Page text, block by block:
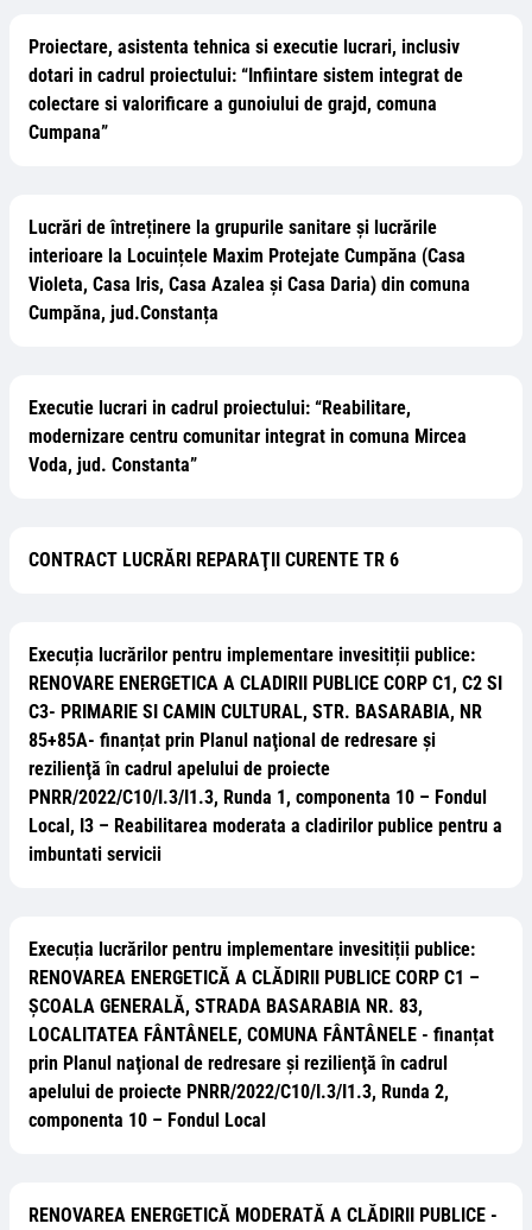
Proiectare, asistenta tehnica si executie lucrari, inclusiv
dotari in cadrul proiectului: “Infiintare sistem integrat de
colectare si valorificare a gunoiului de grajd, comuna
Cumpana”
Lucrări de întreținere la grupurile sanitare și lucrările
interioare la Locuințele Maxim Protejate Cumpăna (Casa
Violeta, Casa Iris, Casa Azalea și Casa Daria) din comuna
Cumpăna, jud.Constanța
Executie lucrari in cadrul proiectului: “Reabilitare,
modernizare centru comunitar integrat in comuna Mircea
Voda, jud. Constanta”
CONTRACT LUCRĂRI REPARAŢII CURENTE TR 6
Execuția lucrărilor pentru implementare invesitiții publice:
RENOVARE ENERGETICA A CLADIRII PUBLICE CORP C1, C2 SI
C3- PRIMARIE SI CAMIN CULTURAL, STR. BASARABIA, NR
85+85A- finanțat prin Planul naţional de redresare şi
rezilienţă în cadrul apelului de proiecte
PNRR/2022/C10/I.3/I1.3, Runda 1, componenta 10 – Fondul
Local, I3 – Reabilitarea moderata a cladirilor publice pentru a
imbuntati servicii
Execuția lucrărilor pentru implementare invesitiții publice:
RENOVAREA ENERGETICĂ A CLĂDIRII PUBLICE CORP C1 –
ȘCOALA GENERALĂ, STRADA BASARABIA NR. 83,
LOCALITATEA FÂNTÂNELE, COMUNA FÂNTÂNELE - finanțat
prin Planul naţional de redresare şi rezilienţă în cadrul
apelului de proiecte PNRR/2022/C10/I.3/I1.3, Runda 2,
componenta 10 – Fondul Local
RENOVAREA ENERGETICĂ MODERATĂ A CLĂDIRII PUBLICE -